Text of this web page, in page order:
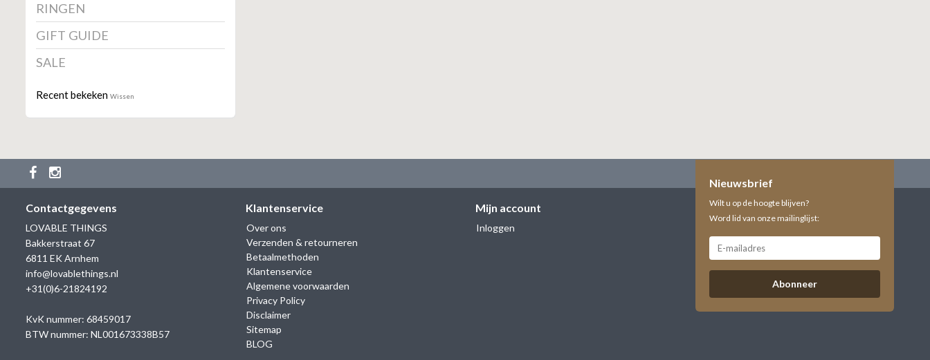
RINGEN
GIFT GUIDE
SALE
Recent bekeken Wissen
Contactgegevens
LOVABLE THINGS
Bakkerstraat 67
6811 EK Arnhem
info@lovablethings.nl
+31(0)6-21824192
KvK nummer: 68459017
BTW nummer: NL001673338B57
Klantenservice
Over ons
Verzenden & retourneren
Betaalmethoden
Klantenservice
Algemene voorwaarden
Privacy Policy
Disclaimer
Sitemap
BLOG
Mijn account
Inloggen
Nieuwsbrief
Wilt u op de hoogte blijven?
Word lid van onze mailinglijst:
Abonneer